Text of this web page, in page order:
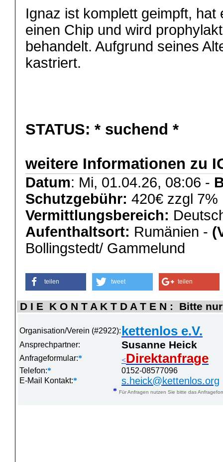
Ignaz ist komplett geimpft, hat
einen Chip und wird
behandelt. Aufgrund seines
kastriert.
STATUS: * suchend *
weitere Informationen zu
Datum: Mi, 01.04.26, 08:06 -
Schutzgebühr: 420€ zzgl 7%
Vermittlungsbereich:
Aufenthaltsort: Rumänien -
Bollingstedt/ Gammelund
teilen tweet teilen
D I E K O N T A K T D A T E N : Bitte
Organisation/Verein (#2922):kettenlos e.V.
Ansprechpartner: Susanne Heick
Anfrageformular:* <Direktanfrage
Telefon:*
0152-08577096
E-Mail Kontakt:* s.heick@kettenlos.org
* Für Anfragen nutzen Sie bitte das